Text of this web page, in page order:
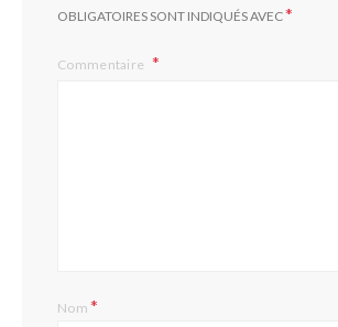
OBLIGATOIRES SONT INDIQUÉS AVEC*
Commentaire
Nom*